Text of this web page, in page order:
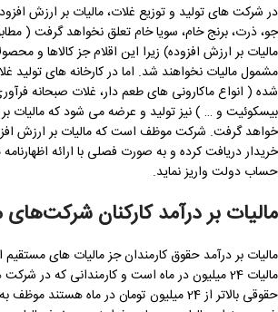
در شرکت های تولید و توزیع غلات، مالیات بر ارزش
مالیات بر ارزش افزوده) زیرا این اقلام جز کالاها و
مشمول مالیات نخواهند شد. اما در کارخانه های تولید
شده ( انواع ماکارونی ‌های طعم ‌دار، غلات صبحانه
بیسکوئیت و … ) نیز تولید و عرضه می شود که مالیات بر
خریدار دریافت کرده و به صورت فصلی با ارائه
حساب دولت واریز نماید.
مالیات بر درآمد کارکنان شرکت‌های
مالیات بر درآمد حقوق کارمندان جز مالیات های
مالیات 24 میلیون در ماه است و کارمندانی که در
حقوقی بالاتر از 24 میلیون تومان در ماه